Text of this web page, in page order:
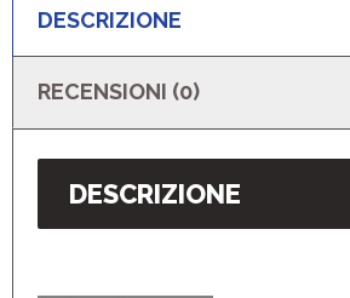
DESCRIZIONE
RECENSIONI (0)
DESCRIZIONE